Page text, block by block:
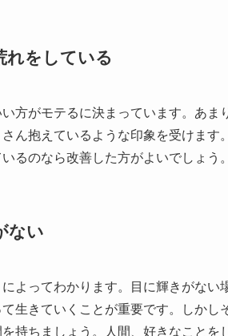
れをしている
方がモテるに決まっています。あま
ん抱えているような印象を受けます
るのなら改善した方がよいでしょう。
ない
よってわかります。目に輝きがな
生きていくことが重要です。しかし
持ちましょう。人間、好きなことを